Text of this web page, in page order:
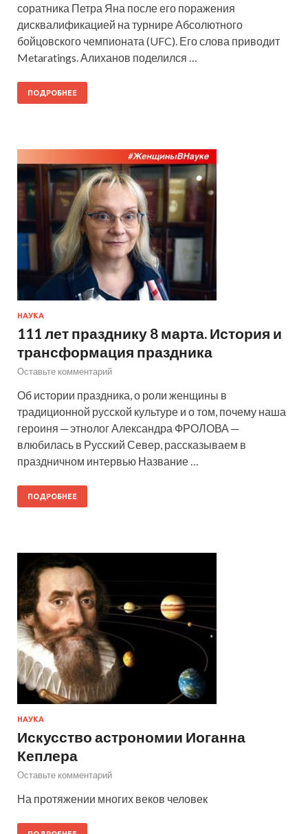
соратника Петра Яна после его поражения
дисквалификацией на турнире Абсолютного
бойцовского чемпионата (UFC). Его слова приводит
Metaratings. Алиханов поделился …
ПОДРОБНЕЕ
НАУКА
111 лет празднику 8 марта. История и
трансформация праздника
Оставьте комментарий
Об истории праздника, о роли женщины в
традиционной русской культуре и о том, почему наша
героиня ─ этнолог Александра ФРОЛОВА ─
влюбилась в Русский Север, рассказываем в
праздничном интервью Название …
ПОДРОБНЕЕ
НАУКА
Искусство астрономии Иоганна
Кеплера
Оставьте комментарий
На протяжении многих веков человек